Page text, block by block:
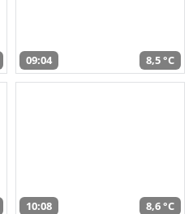
09:04 8,5 °C
10:08 8,6 °C